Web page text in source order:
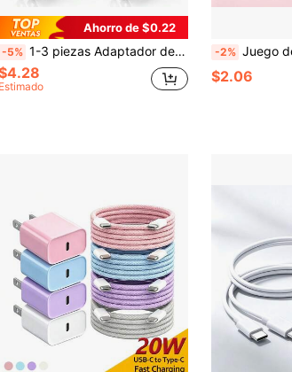
Ahorro de $0.22
-5% 1-3 piezas Adaptador de pared de carga rápida PD de 20W compatible con Samsung S25 Series, 17 Pro Max/17 Pro/17/Air/16/15/14/13/12/11/XS/XR, S25/S24/S23/S22/S21/S20 Ultra Plus, Series
Estimado
-2% Juego de Carga Rápida de Pared 20W Adaptador de Carga Rosa, con Cable de Carga
$2.06